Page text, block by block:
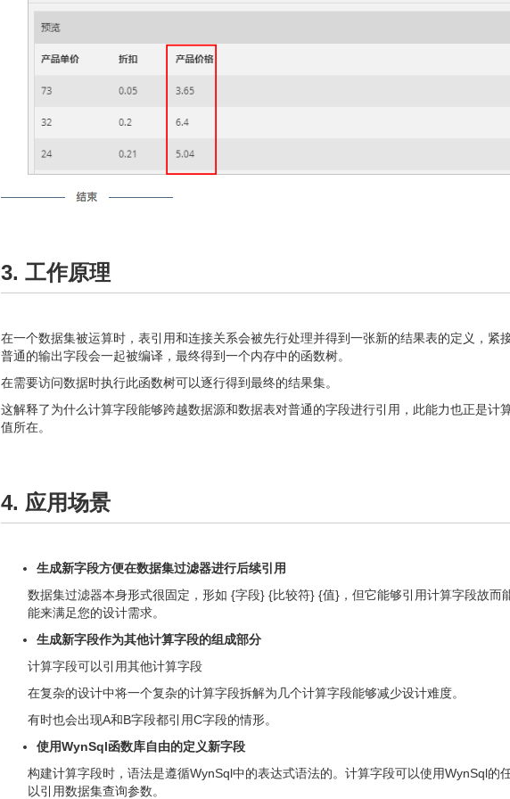
3. 工作原理
在一个数据集被运算时，表引用和连接关系会被先行处理并得到一张新的结果表的定义，紧
普通的输出字段会一起被编译，最终得到一个内存中的函数树。
在需要访问数据时执行此函数树可以逐行得到最终的结果集。
这解释了为什么计算字段能够跨越数据源和数据表对普通的字段进行引用，此能力也正是计
值所在。
4. 应用场景
生成新字段方便在数据集过滤器进行后续引用
数据集过滤器本身形式很固定，形如 {字段} {比较符} {值}，但它能够引用计算字段故而
能来满足您的设计需求。
生成新字段作为其他计算字段的组成部分
计算字段可以引用其他计算字段
在复杂的设计中将一个复杂的计算字段拆解为几个计算字段能够减少设计难度。
有时也会出现A和B字段都引用C字段的情形。
使用WynSql函数库自由的定义新字段
构建计算字段时，语法是遵循WynSql中的表达式语法的。计算字段可以使用WynSql的
以引用数据集查询参数。